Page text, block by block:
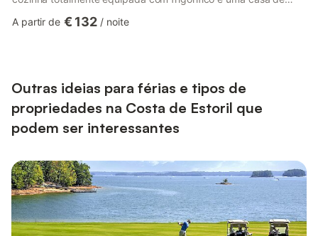
gratuitos. O Palácio Nacional de Sintra fica a 9 km do
Convenient...
A partir de € 132 / noite
Outras ideias para férias e tipos de
propriedades na Costa de Estoril que
podem ser interessantes